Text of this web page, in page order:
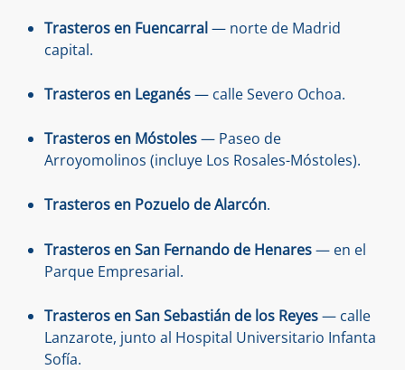
Trasteros en Fuencarral— norte de Madrid
capital.
Trasteros en Leganés— calle Severo Ochoa.
Trasteros en Móstoles— Paseo de
Arroyomolinos (incluye Los Rosales-Móstoles).
Trasteros en Pozuelo de Alarcón.
Trasteros en San Fernando de Henares— en el
Parque Empresarial.
Trasteros en San Sebastián de los Reyes— calle
Lanzarote, junto al Hospital Universitario Infanta
Sofía.